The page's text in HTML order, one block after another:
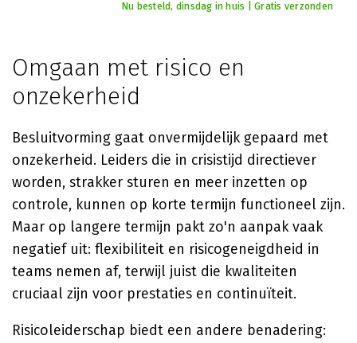
Nu besteld, dinsdag in huis | Gratis verzonden
Omgaan met risico en
onzekerheid
Besluitvorming gaat onvermijdelijk gepaard met
onzekerheid. Leiders die in crisistijd directiever
worden, strakker sturen en meer inzetten op
controle, kunnen op korte termijn functioneel zijn.
Maar op langere termijn pakt zo'n aanpak vaak
negatief uit: flexibiliteit en risicogeneigdheid in
teams nemen af, terwijl juist die kwaliteiten
cruciaal zijn voor prestaties en continuïteit.
Risicoleiderschap biedt een andere benadering: